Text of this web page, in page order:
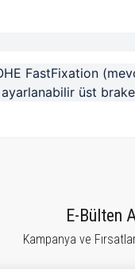
FastFixation
üst
Bu ürüne ilk
E-Bülten
Kampanya ve